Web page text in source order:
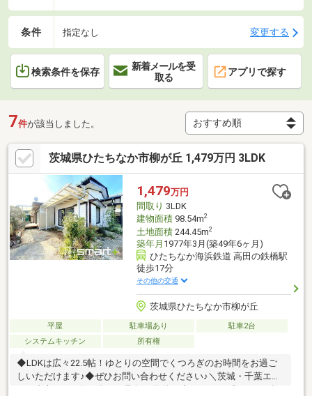
条件 指定なし 変更する
検索条件を保存
新着メールを受
取る
アプリで探す
7件が該当しました。
茨城県ひたちなか市柳が丘 1,479万円 3LDK
1,479万円
間取り 3LDK
建物面積98.54m2
土地面積244.45m2
築年月 1977年3月(築49年6ヶ月)
ひたちなか海浜鉄道 高田の鉄橋駅
徒歩17分
その他の交通
茨城県ひたちなか市柳が丘
平屋 駐車場あり
駐車2台
システムキッチン
所有権
◆LDKは広々22.5帖！ゆとりの空間でくつろぎのお時間をお過ご
しいただけます♪◆ぜひお問い合わせください♪＼茨城・千葉エリ